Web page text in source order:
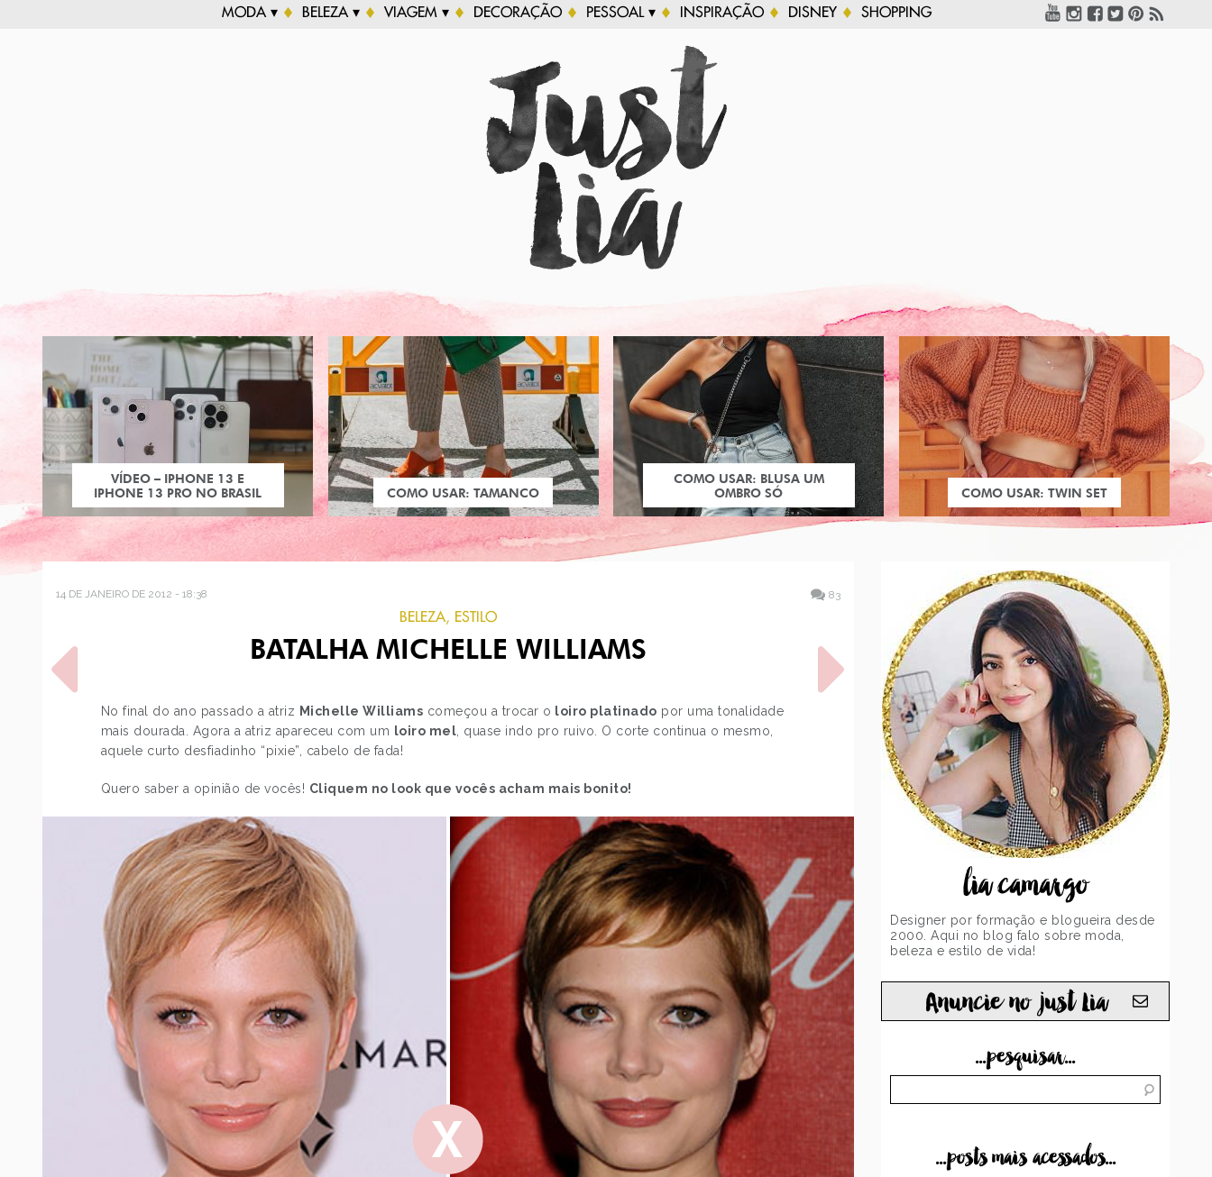
MODA ▾ BELEZA ▾ VIAGEM ▾ DECORAÇÃO PESSOAL ▾ INSPIRAÇÃO DISNEY SHOPPING
VÍDEO – IPHONE 13 E
IPHONE 13 PRO NO BRASIL
COMO USAR: TAMANCO
COMO USAR: BLUSA UM
OMBRO SÓ
COMO USAR: TWIN SET
14 DE JANEIRO DE 2012 - 18:38 83
BELEZA, ESTILO
BATALHA MICHELLE WILLIAMS
No final do ano passado a atriz Michelle Williams começou a trocar o loiro platinado por uma tonalidade
mais dourada. Agora a atriz apareceu com um loiro mel , quase indo pro ruivo. O corte continua o mesmo,
aquele curto desfiadinho “pixie”, cabelo de fada!
Quero saber a opinião de vocês! Cliquem no look que vocês acham mais bonito!
POST ANTERIOR
AZUL DE POÁ
lia camargo
Designer por formação e blogueira desde
2000. Aqui no blog falo sobre moda,
beleza e estilo de vida!
Anuncie no just Lia
...pesquisar...
...posts mais acessados...